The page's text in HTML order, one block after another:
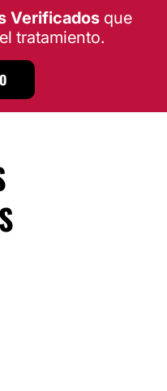
Verificados que
tratamiento.